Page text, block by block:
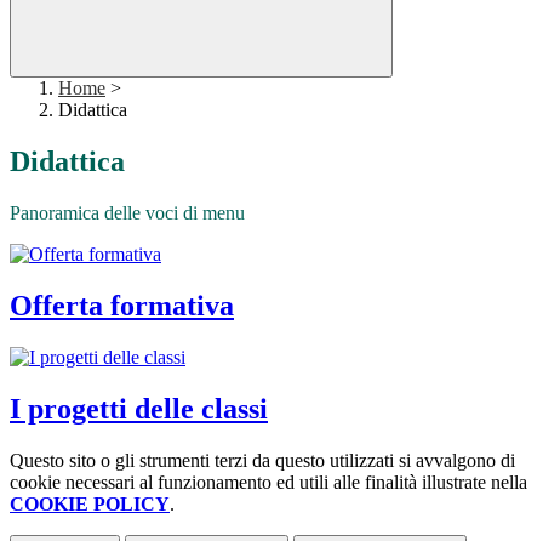
Home >
Didattica
Didattica
Panoramica delle voci di menu
Offerta formativa
I progetti delle classi
Questo sito o gli strumenti terzi da questo utilizzati si avvalgono di
cookie necessari al funzionamento ed utili alle finalità illustrate nella
COOKIE POLICY.